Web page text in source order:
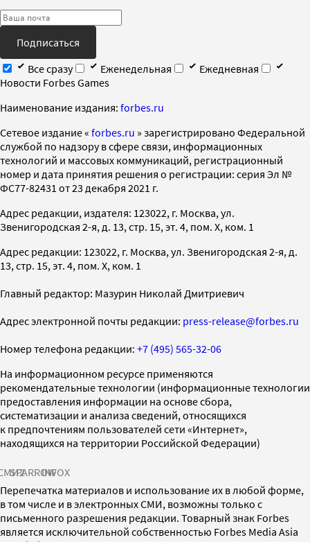
Подписаться
Все сразу
Еженедельная
Ежедневная
Новости Forbes Games
Наименование издания: forbes.ru
Cетевое издание « forbes.ru » зарегистрировано Федеральной
службой по надзору в сфере связи, информационных
технологий и массовых коммуникаций, регистрационный
номер и дата принятия решения о регистрации: серия Эл №
ФС77-82431 от 23 декабря 2021 г.
Адрес редакции, издателя: 123022, г. Москва, ул.
Звенигородская 2-я, д. 13, стр. 15, эт. 4, пом. X, ком. 1
Адрес редакции: 123022, г. Москва, ул. Звенигородская 2-я, д.
13, стр. 15, эт. 4, пом. X, ком. 1
Главный редактор: Мазурин Николай Дмитриевич
Адрес электронной почты редакции: press-release@forbes.ru
Номер телефона редакции: +7 (495) 565-32-06
На информационном ресурсе применяются
рекомендательные технологии (информационные технологии
предоставления информации на основе сбора,
систематизации и анализа сведений, относящихся
к предпочтениям пользователей сети «Интернет»,
находящихся на территории Российской Федерации)
SPARROWINFOX
Перепечатка материалов и использование их в любой форме,
в том числе и в электронных СМИ, возможны только с
письменного разрешения редакции. Товарный знак Forbes
является исключительной собственностью Forbes Media Asia